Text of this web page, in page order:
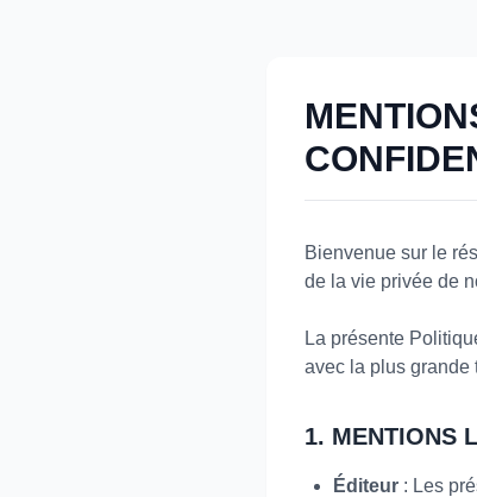
Bienvenue sur le
de la vie privée de
La présente
avec la plus grande
1. MENTIONS
Éditeur : Les